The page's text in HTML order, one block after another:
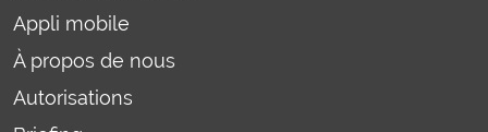
Appli mobile
À propos de nous
Autorisations